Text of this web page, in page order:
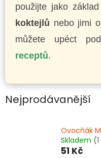
použijte jako
koktejlů nebo jimi
můžete upéct
receptů.
Nejprodávanější
Ovocňák
Skladem
51 Kč